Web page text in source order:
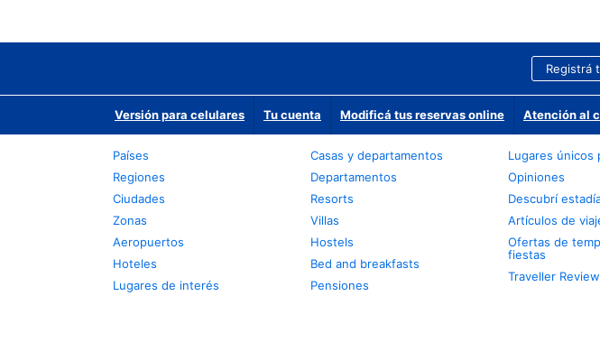
Registrá
Versión para celulares Tu cuenta Modificá tus reservas online Atención al
Países
Regiones
Ciudades
Zonas
Aeropuertos
Hoteles
Lugares de interés
Casas y departamentos
Departamentos
Resorts
Villas
Hostels
Bed and breakfasts
Pensiones
Lugares únicos
Opiniones
Descubrí
Artículos de
Ofertas de
fiestas
Traveller